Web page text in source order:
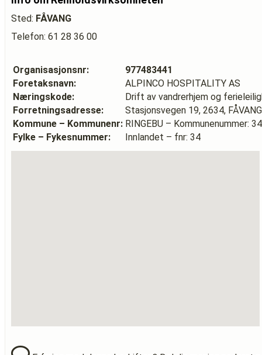
Sted: FÅVANG
Telefon: 61 28 36 00
Organisasjonsnr:
977483441
Foretaksnavn:
ALPINCO HOSPITALITY AS
Næringskode:
Drift av vandrerhjem og
Forretningsadresse:
Stasjonsvegen 19, 2634, FÅVANG
Kommune – Kommunenr: RINGEBU – Kommunenummer:
Fylke – Fykesnummer:
Innlandet – fnr: 34